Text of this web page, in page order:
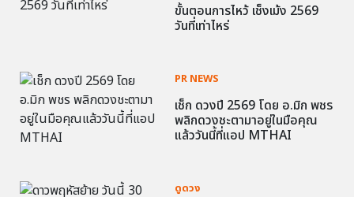
ขั้นตอนการไหว้ เช็งเม้ง 2569
วันที่เท่าไหร่
PR NEWS
เช็ก ดวงปี 2569 โดย อ.มิก พชร
พลิกดวงชะตามาอยู่ในมือคุณ
แล้ววันนี้ที่แอป MTHAI
ดูดวง